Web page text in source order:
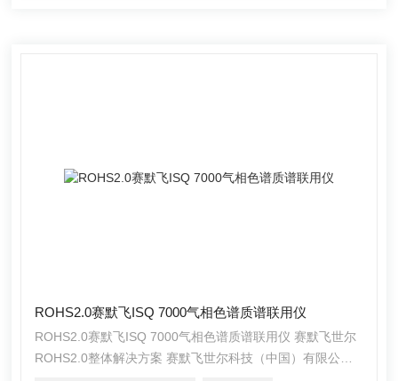
ROHS2.0赛默飞ISQ 7000气相色谱质谱联用仪
ROHS2.0赛默飞ISQ 7000气相色谱质谱联用仪 赛默飞世尔
ROHS2.0整体解决方案 赛默飞世尔科技（中国）有限公司